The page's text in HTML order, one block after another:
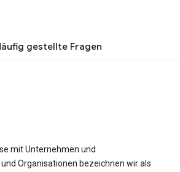
gestellte Fragen
mit Unternehmen und
Organisationen bezeichnen wir als